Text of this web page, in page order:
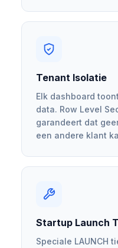
Tenant Isolatie
Elk dashboard
data. Row Level
garandeert dat
een andere klant
Startup Launch
Speciale LAUNCH